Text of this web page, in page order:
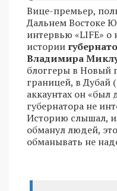
Вице-премьер,
Дальнем Востоке
интервью «LIFE»
истории
Владимира
блоггеры в Новый
границей, в Дубай
аккаунтах он
губернатора не
Историю слышал,
обманул людей,
обманывать не